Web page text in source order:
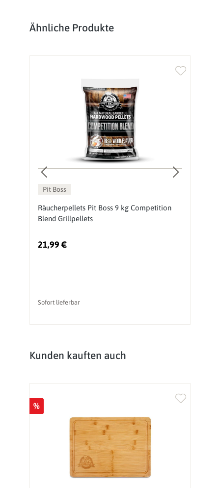
Produktgalerie überspringen
Ähnliche Produkte
Pit Boss
Räucherpellets Pit Boss 9 kg Competition
Blend Grillpellets
21,99 €
Sofort lieferbar
Produktgalerie überspringen
Kunden kauften auch
%